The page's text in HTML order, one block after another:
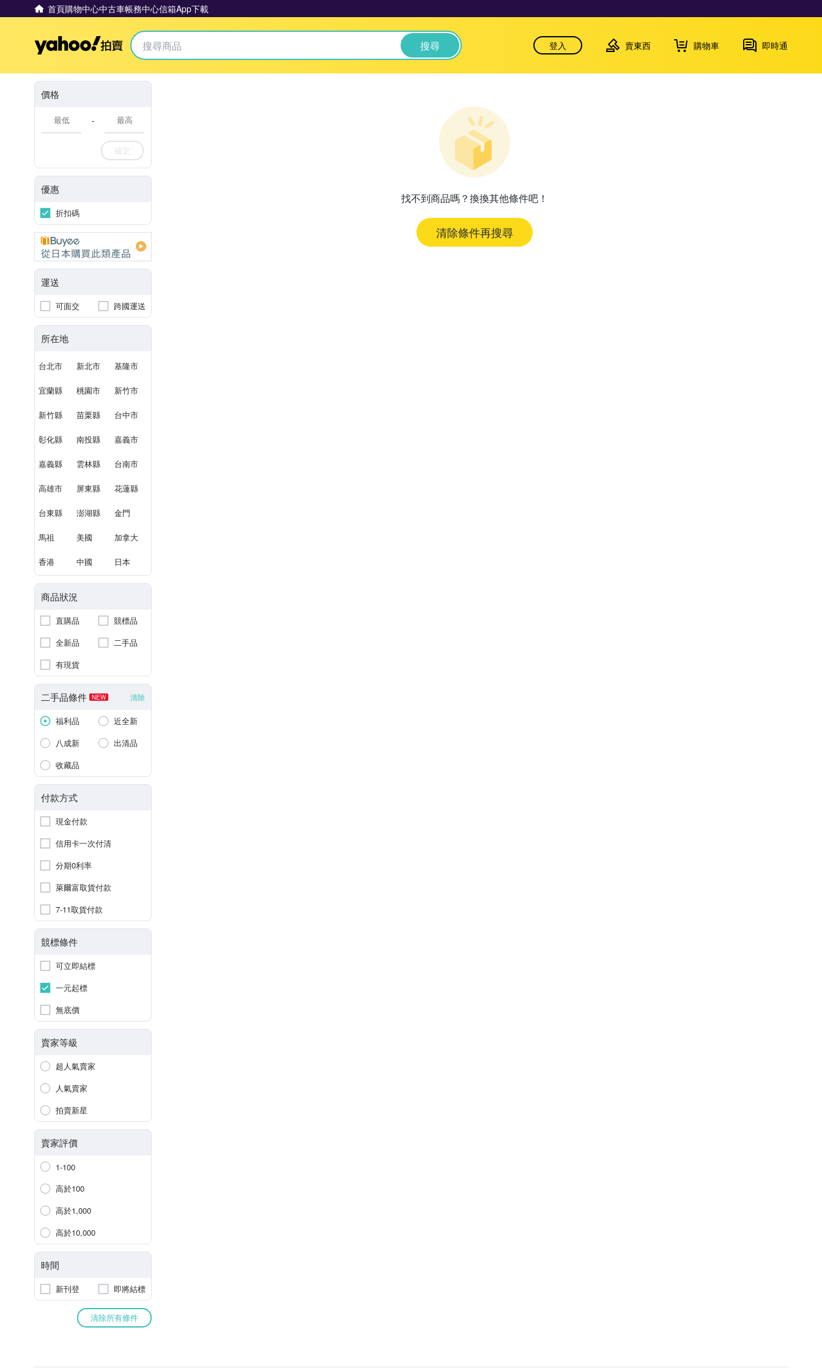
首頁購物中心中古車帳務中心信箱App下載
Yahoo拍賣 搜尋 登入 賣東西 購物車 即時通
價格
-
確定
優惠
折扣碼
運送
可面交 跨國運送
所在地
台北市 新北市 基隆市
宜蘭縣 桃園市 新竹市
新竹縣 苗栗縣 台中市
彰化縣 南投縣 嘉義市
嘉義縣 雲林縣 台南市
高雄市 屏東縣 花蓮縣
台東縣 澎湖縣 金門
馬祖 美國 加拿大
香港 中國 日本
商品狀況
直購品
競標品
全新品
二手品
有現貨
二手品條件 NEW 清除
福利品
近全新
八成新
出清品
收藏品
付款方式
現金付款
信用卡一次付清
分期0利率
萊爾富取貨付款
7-11取貨付款
競標條件
可立即結標
一元起標
無底價
賣家等級
超人氣賣家
人氣賣家
拍賣新星
賣家評價
1-100
高於100
高於1,000
高於10,000
時間
新刊登 即將結標
清除所有條件
找不到商品嗎？換換其他條件吧！
清除條件再搜尋